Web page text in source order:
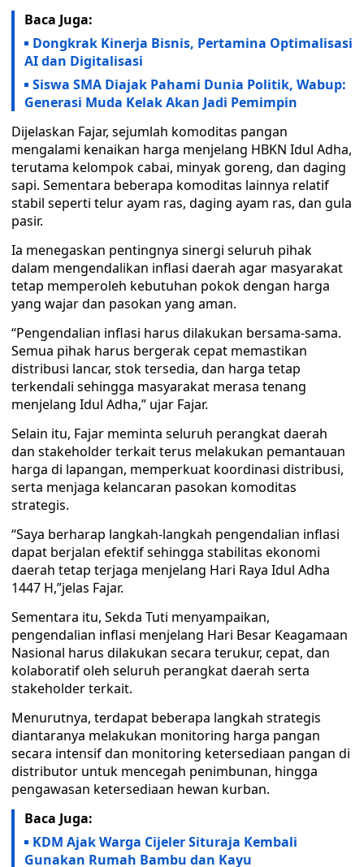
Baca Juga:
Dongkrak Kinerja Bisnis, Pertamina Optimalisasi
AI dan Digitalisasi
Siswa SMA Diajak Pahami Dunia Politik, Wabup:
Generasi Muda Kelak Akan Jadi Pemimpin
Dijelaskan Fajar, sejumlah komoditas pangan
mengalami kenaikan harga menjelang HBKN Idul Adha,
terutama kelompok cabai, minyak goreng, dan daging
sapi. Sementara beberapa komoditas lainnya relatif
stabil seperti telur ayam ras, daging ayam ras, dan gula
pasir.
Ia menegaskan pentingnya sinergi seluruh pihak
dalam mengendalikan inflasi daerah agar masyarakat
tetap memperoleh kebutuhan pokok dengan harga
yang wajar dan pasokan yang aman.
“Pengendalian inflasi harus dilakukan bersama-sama.
Semua pihak harus bergerak cepat memastikan
distribusi lancar, stok tersedia, dan harga tetap
terkendali sehingga masyarakat merasa tenang
menjelang Idul Adha,” ujar Fajar.
Selain itu, Fajar meminta seluruh perangkat daerah
dan stakeholder terkait terus melakukan pemantauan
harga di lapangan, memperkuat koordinasi distribusi,
serta menjaga kelancaran pasokan komoditas
strategis.
“Saya berharap langkah-langkah pengendalian inflasi
dapat berjalan efektif sehingga stabilitas ekonomi
daerah tetap terjaga menjelang Hari Raya Idul Adha
1447 H,”jelas Fajar.
Sementara itu, Sekda Tuti menyampaikan,
pengendalian inflasi menjelang Hari Besar Keagamaan
Nasional harus dilakukan secara terukur, cepat, dan
kolaboratif oleh seluruh perangkat daerah serta
stakeholder terkait.
Menurutnya, terdapat beberapa langkah strategis
diantaranya melakukan monitoring harga pangan
secara intensif dan monitoring ketersediaan pangan di
distributor untuk mencegah penimbunan, hingga
pengawasan ketersediaan hewan kurban.
Baca Juga:
KDM Ajak Warga Cijeler Situraja Kembali
Gunakan Rumah Bambu dan Kayu